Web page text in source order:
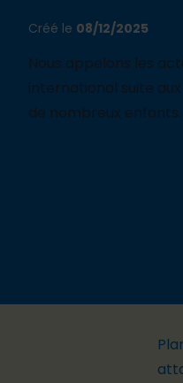
Créé le 08/12/2025
Nous appelons les
international suite aux
de nombreux enfants.